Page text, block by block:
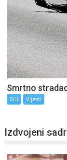
Smrtno
BiH Vijesti
Izdvojeni